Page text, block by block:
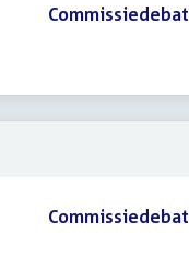
Commissiedebat
Commissiedebat